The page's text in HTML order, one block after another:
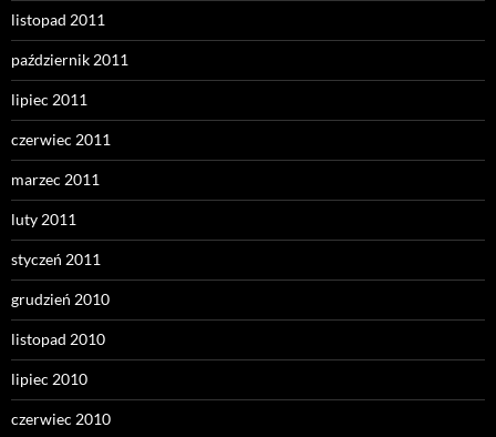
listopad 2011
październik 2011
lipiec 2011
czerwiec 2011
marzec 2011
luty 2011
styczeń 2011
grudzień 2010
listopad 2010
lipiec 2010
czerwiec 2010